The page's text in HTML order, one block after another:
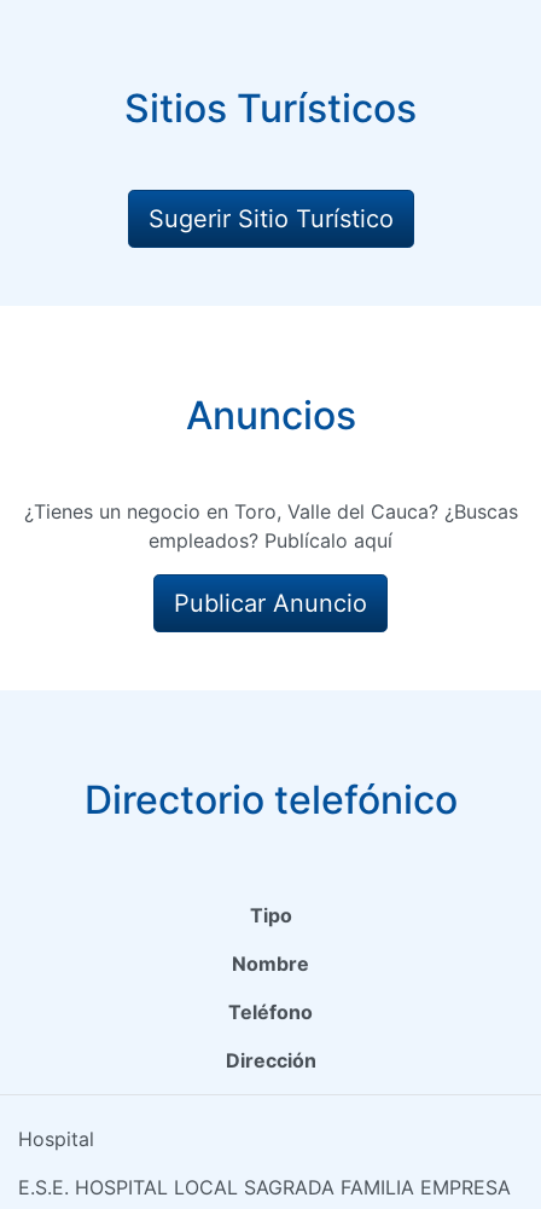
Sitios Turísticos
Sugerir Sitio Turístico
Anuncios
¿Tienes un negocio en Toro, Valle del Cauca? ¿Buscas
empleados? Publícalo aquí
Publicar Anuncio
Directorio telefónico
Tipo
Nombre
Teléfono
Dirección
Hospital
E.S.E. HOSPITAL LOCAL SAGRADA FAMILIA EMPRESA